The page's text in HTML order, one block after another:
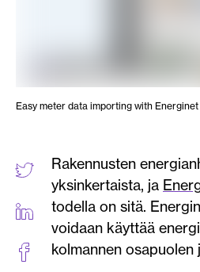
Easy meter data importing with Energinet
Rakennusten
yksinkertaista, ja
todella on sitä.
voidaan käyttää
kolmannen osapuolen